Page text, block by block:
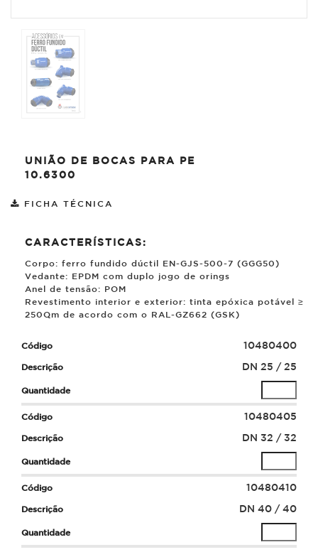
UNIÃO DE BOCAS PARA PE
10.6300
FICHA TÉCNICA
CARACTERÍSTICAS:
Corpo: ferro fundido dúctil EN-GJS-500-7 (GGG50)
Vedante: EPDM com duplo jogo de orings
Anel de tensão: POM
Revestimento interior e exterior: tinta epóxica potável ≥
250µm de acordo com o RAL-GZ662 (GSK)
10480400
DN 25 / 25
10480405
DN 32 / 32
10480410
DN 40 / 40